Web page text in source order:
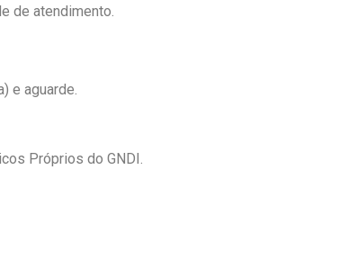
de atendimento.
e aguarde.
Próprios do GNDI.